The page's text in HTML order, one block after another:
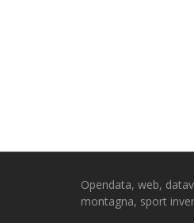
Opendata, web,
montagna, sport